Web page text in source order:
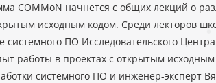
COMMoN начнется с общих лекций о
исходным кодом. Среди лекторов
системного ПО Исследовательского
работы в проектах с открытым
системного ПО и инженер-эксперт